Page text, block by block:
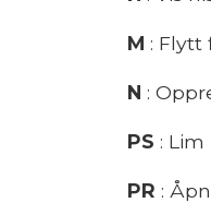
M : Flytt
N :
PS :
PR :